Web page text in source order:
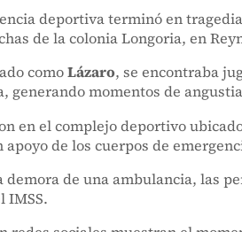
deportiva terminó en
de la colonia Longoria, en
comoLázaro, se encontraba
generando momentos de
en el complejo deportivo
de los cuerpos de
demora de una ambulancia, las
IMSS.